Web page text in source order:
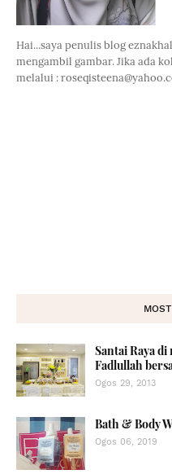
Hai...saya penulis blog
mengambil gambar. Jika ada
melalui :
Santai Raya
Fadlullah
Ogos 29, 2013
Bath & Body
Ogos 06, 2019